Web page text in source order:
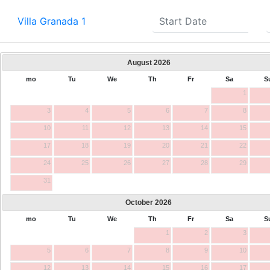
Villa Granada 1
August 2026
mo Tu We Th Fr Sa
1
3 4 5 6 7 8
10 11 12 13 14 15
17 18 19 20 21 22
24 25 26 27 28 29
31
October 2026
mo Tu We Th Fr Sa
1
2 3
5 6 7 8 9 10
12 13 14 15 16 17